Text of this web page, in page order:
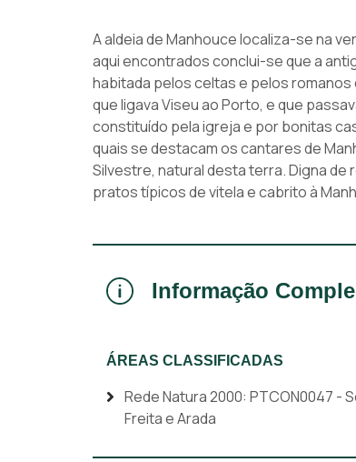
A aldeia de Manhouce localiza-se na
aqui encontrados conclui-se que a
habitada pelos celtas e pelos romanos
que ligava Viseu ao Porto, e que
constituído pela igreja e por bonitas
quais se destacam os cantares de
Silvestre, natural desta terra. Digna
pratos típicos de vitela e cabrito à
Informação
ÁREAS CLASSIFICADAS
Rede Natura 2000: PTCON0047 -
Freita e Arada